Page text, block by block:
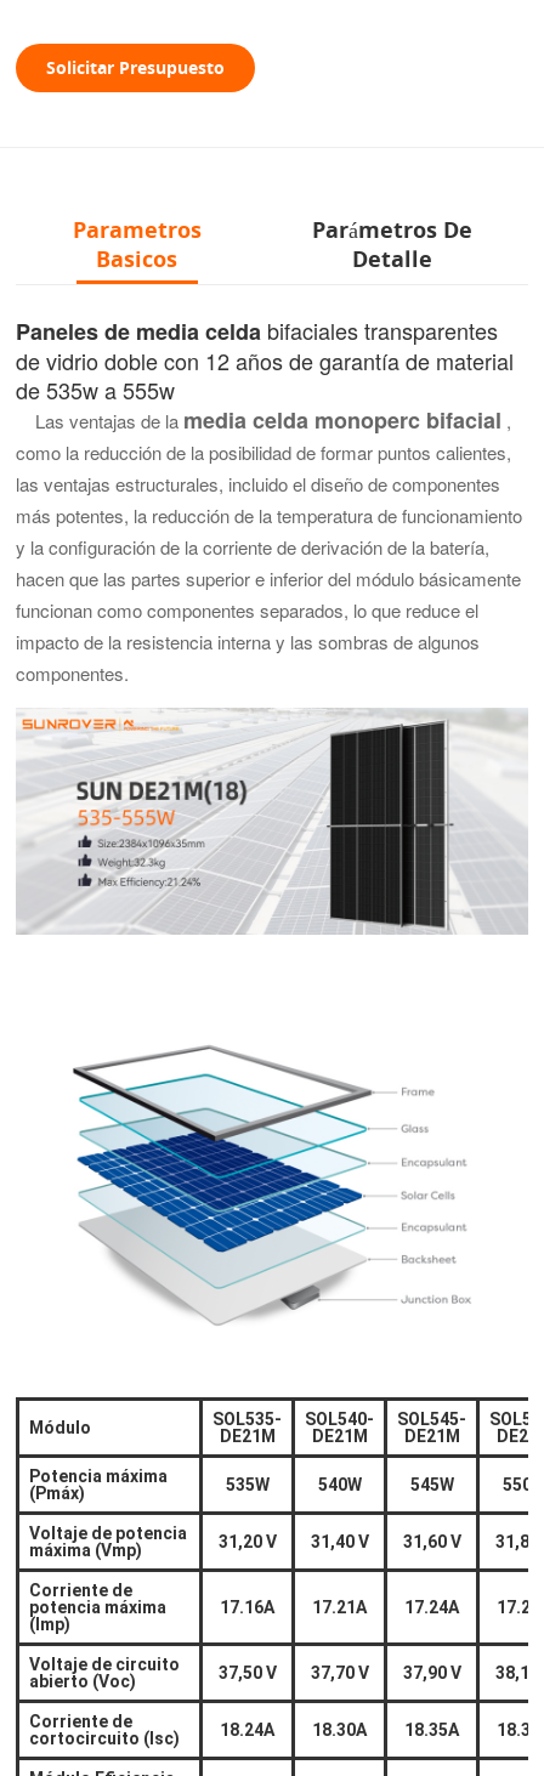
Solicitar Presupuesto
Parametros
Basicos
Parámetros De
Detalle
Paneles de media celda bifaciales transparentes
de vidrio doble con 12 años de garantía de material
de 535w a 555w
Las ventajas de la media celda monoperc bifacial ,
como la reducción de la posibilidad de formar puntos calientes,
las ventajas estructurales, incluido el diseño de componentes
más potentes, la reducción de la temperatura de funcionamiento
y la configuración de la corriente de derivación de la batería,
hacen que las partes superior e inferior del módulo básicamente
funcionan como componentes separados, lo que reduce el
impacto de la resistencia interna y las sombras de algunos
componentes.
Módulo
SOL535-
DE21M
SOL540-
DE21M
SOL545-
DE21M
Potencia máxima
(Pmáx)
535W 540W 545W
Voltaje de potencia
máxima (Vmp)
31,20 V 31,40 V 31,60 V 31,80
Corriente de
potencia máxima
(Imp)
17.16A 17.21A 17.24A
Voltaje de circuito
abierto (Voc)
37,50 V 37,70 V 37,90 V 38,10
Corriente de
cortocircuito (Isc)
18.24A 18.30A 18.35A